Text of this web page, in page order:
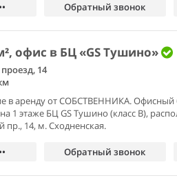
Обратный звонок
офис в БЦ «GS Тушино»
14
в аренду от СОБСТВЕННИКА. Офисный
1 этаже БЦ GS Тушино (класс В),
пр., 14, м. Сходненская.
Обратный звонок